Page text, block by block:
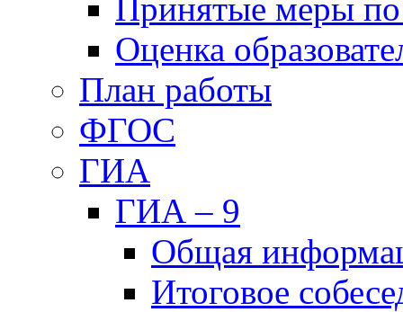
Принятые меры
Оценка
План работы
ФГОС
ГИА
ГИА – 9
Общая
Итоговое